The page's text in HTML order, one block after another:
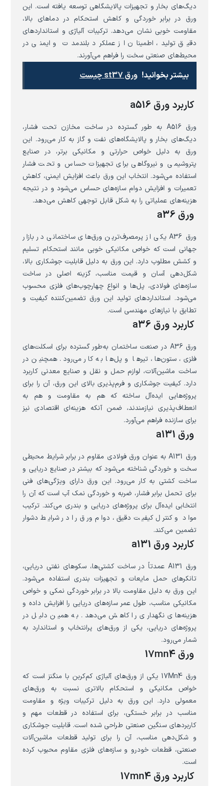
دیگ‌های بخار و تجهیزات پالایشگاهی توسعه یافته است. این
ورق در برابر خوردگی و کاهش استحکام در دماهای بالا،
مقاومت خوبی نشان می‌دهد. ترکیبات آلیاژی و استانداردهای
دقیق تولید، اطمینان از عملکرد بلندمدت و ایمنی در
محیط‌های صنعتی سخت را فراهم می‌آورند.
بیشتر بخوانید! ورق st37 چیست
کاربرد ورق a516
ورق A516 به طور گسترده در ساخت مخازن تحت فشار،
دیگ‌های بخار و پالایشگاه‌های نفت و گاز به کار می‌رود. این
ورق به دلیل خواص حرارتی و مکانیکی برتر، در صنایع
پتروشیمی و نیروگاهی برای تجهیزات حساس و تحت فشار
استفاده می‌شود. انتخاب این ورق باعث افزایش ایمنی، کاهش
تعمیرات و افزایش دوام سازه‌های حساس می‌شود و در نتیجه
هزینه‌های عملیاتی را به شکل قابل توجهی کاهش می‌دهد.
ورق a36
ورق A36 یکی از پرمصرف‌ترین ورق‌های ساختمانی در بازار
جهانی است که خواص مکانیکی خوبی مانند استحکام تسلیم
و کشش مطلوب دارد. این ورق به دلیل قابلیت جوشکاری بالا،
شکل‌دهی آسان و قیمت مناسب، گزینه اصلی در ساخت
سازه‌های فولادی، پل‌ها و انواع چهارچوب‌های فلزی محسوب
می‌شود. استانداردهای تولید این ورق تضمین‌کننده کیفیت و
تطابق با نیازهای مهندسی است.
کاربرد ورق a36
ورق A36 در صنعت ساختمان به‌طور گسترده برای اسکلت‌های
فلزی، ستون‌ها، تیرها و پل‌ها به کار می‌رود. همچنین در
ساخت ماشین‌آلات، لوازم حمل و نقل و صنایع معدنی کاربرد
دارد. کیفیت جوشکاری و فرم‌پذیری بالای این ورق، آن را برای
پروژه‌هایی ایده‌آل ساخته که هم به مقاومت و هم به
انعطاف‌پذیری نیازمندند، ضمن آنکه هزینه‌ای اقتصادی نیز
برای سازنده فراهم می‌آورد.
ورق a131
ورق A131 به عنوان ورق فولادی مقاوم در برابر شرایط محیطی
سخت و خوردگی شناخته می‌شود که بیشتر در صنایع دریایی و
ساخت کشتی به کار می‌رود. این ورق دارای ویژگی‌های فنی
برای تحمل برابر فشار، ضربه و خوردگی نمک آب است که آن را
انتخابی ایده‌آل برای پروژه‌های دریایی و بندری می‌کند. ترکیب
مواد و کنترل کیفیت دقیق، دوام ورق را در شرایط دشوار
تضمین می‌کند.
کاربرد ورق a131
ورق A131 عمدتاً در ساخت کشتی‌ها، سکوهای نفتی دریایی،
تانکرهای حمل مایعات و تجهیزات بندری استفاده می‌شود.
این ورق به دلیل مقاومت بالا در برابر خوردگی نمکی و خواص
مکانیکی مناسب، طول عمر سازه‌های دریایی را افزایش داده و
هزینه‌های نگهداری را کاهش می‌دهد. به همین دلیل در
پروژه‌های دریایی، یکی از ورق‌های پرانتخاب و استاندارد به
شمار می‌رود.
ورق 17mn4
ورق 17Mn4 یکی از ورق‌های آلیاژی کم‌کربن با منگنز است که
خواص مکانیکی و استحکام بالاتری نسبت به ورق‌های
معمولی دارد. این ورق به دلیل ترکیبات ویژه و مقاومت
مناسب در برابر خستگی، برای استفاده در قطعات مهم و
کاربردهای سنگین صنعتی طراحی شده است. قابلیت جوشکاری
و شکل‌دهی مناسب، آن را برای تولید قطعات ماشین‌آلات
صنعتی، قطعات خودرو و سازه‌های فلزی مقاوم محبوب کرده
است.
کاربرد ورق 17mn4